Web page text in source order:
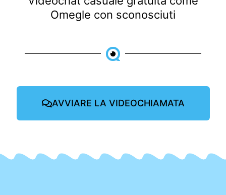
Omegle con sconosciuti
AVVIARE LA VIDEOCHIAMATA